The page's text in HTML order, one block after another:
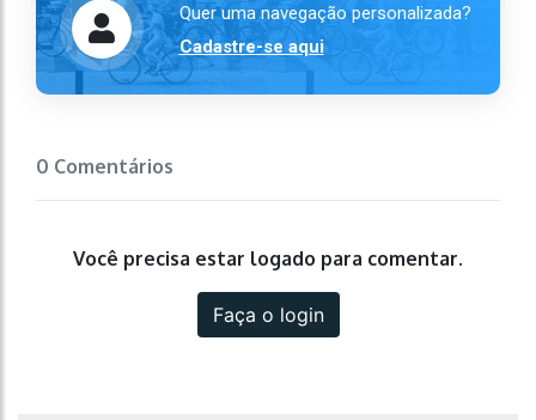
Quer uma navegação personalizada?
Cadastre-se aqui
0 Comentários
Você precisa estar logado para comentar.
Faça o login